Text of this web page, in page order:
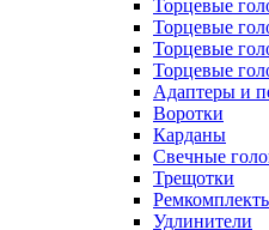
Торцевые
Торцевые
Торцевые
Торцевые
Адаптеры и
Воротки
Карданы
Свечные
Трещотки
Удлинители